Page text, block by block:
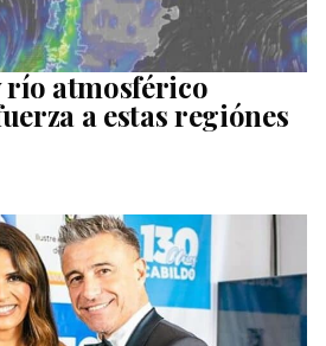
río atmosférico
a estas regiónes